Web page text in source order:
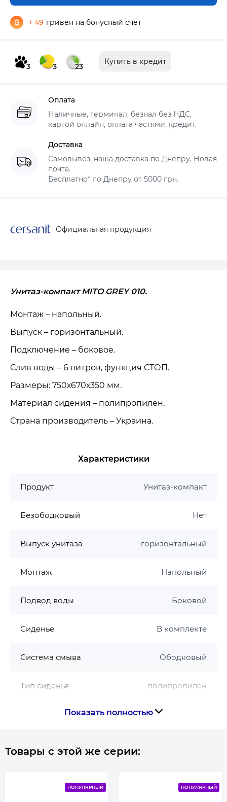
+ 49 гривен на бонусный счет
3 3 23
Купить в кредит
Оплата
Наличные, терминал, безнал без НДС,
картой онлайн, оплата частями, кредит.
Доставка
Самовывоз, наша доставка по Днепру, Новая
почта.
Бесплатно* по Днепру от 5000 грн.
Официальная продукция
Унитаз-компакт MITO GREY 010.
Монтаж – напольный.
Выпуск – горизонтальный.
Подключение – боковое.
Слив воды – 6 литров, функция СТОП.
Размеры: 750х670х350 мм.
Материал сидения – полипропилен.
Страна производитель – Украина.
Характеристики
Продукт Унитаз-компакт
Безободковый Нет
Выпуск унитаза горизонтальный
Монтаж Напольный
Подвод воды Боковой
Сиденье В комплекте
Система смыва Ободковый
Тип сиденья полипропилен
Функция бидеПоказать полностью
Товары с этой же серии:
ПОПУЛЯРНЫЙ ПОПУЛЯРНЫЙ